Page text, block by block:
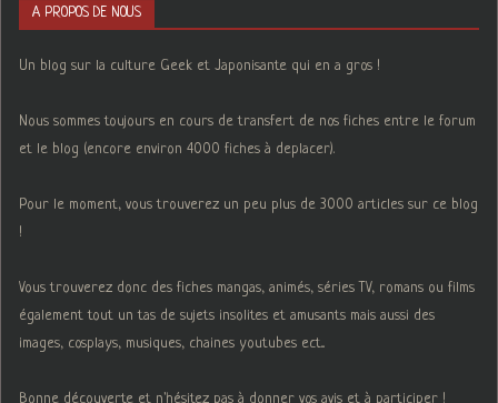
A PROPOS DE NOUS
Un blog sur la culture Geek et Japonisante qui en a gros !
Nous sommes toujours en cours de transfert de nos fiches entre le forum
et le blog (encore environ 4000 fiches à deplacer).
Pour le moment, vous trouverez un peu plus de 3000 articles sur ce blog
!
Vous trouverez donc des fiches mangas, animés, séries TV, romans ou films
également tout un tas de sujets insolites et amusants mais aussi des
images, cosplays, musiques, chaines youtubes ect...
Bonne découverte et n'hésitez pas à donner vos avis et à participer !